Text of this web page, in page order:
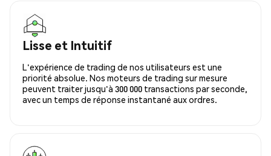
Lisse et Intuitif
L'expérience de trading de nos utilisateurs est une
priorité absolue. Nos moteurs de trading sur mesure
peuvent traiter jusqu'à 300 000 transactions par seconde,
avec un temps de réponse instantané aux ordres.